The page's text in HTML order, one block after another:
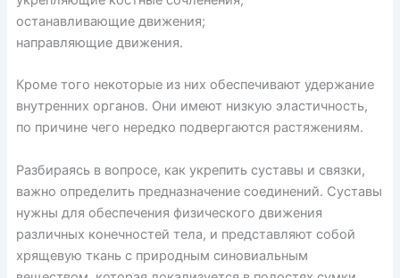
останавливающие движения;
направляющие движения.
Кроме того некоторые из них обеспечивают удержание
внутренних органов. Они имеют низкую эластичность,
по причине чего нередко подвергаются растяжениям.
Разбираясь в вопросе, как укрепить суставы и связки,
важно определить предназначение соединений. Суставы
нужны для обеспечения физического движения
различных конечностей тела, и представляют собой
хрящевую ткань с природным синовиальным